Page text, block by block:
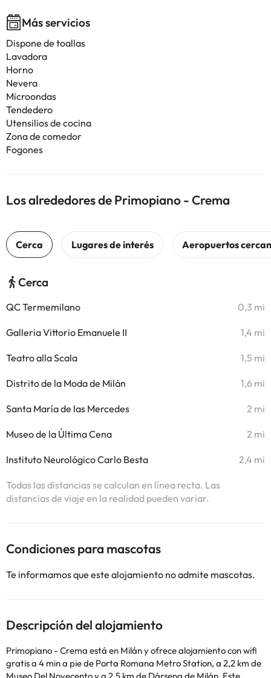
Más servicios
Dispone de toallas
Lavadora
Horno
Nevera
Microondas
Tendedero
Utensilios de cocina
Zona de comedor
Fogones
Los alrededores de Primopiano - Crema
Cerca
QC Termemilano 0,3 mi
Galleria Vittorio Emanuele II 1,4 mi
Teatro alla Scala 1,5 mi
Distrito de la Moda de Milán 1,6 mi
Santa María de las Mercedes 2 mi
Museo de la Última Cena 2 mi
Instituto Neurológico Carlo Besta 2,4 mi
Todas las distancias se calculan en línea recta. Las
distancias de viaje en la realidad pueden variar.
Condiciones para mascotas
Te informamos que este alojamiento no admite mascotas.
Descripción del alojamiento
Primopiano - Crema está en Milán y ofrece alojamiento con wifi
gratis a 4 min a pie de Porta Romana Metro Station, a 2,2 km de